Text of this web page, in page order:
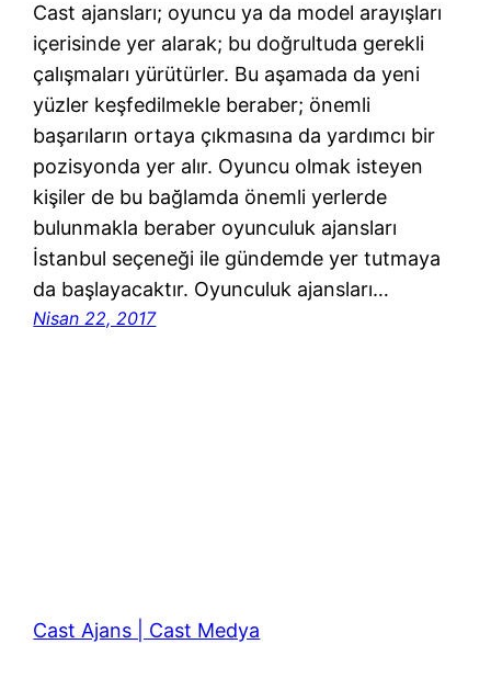
Cast ajansları; oyuncu ya da model arayışları
içerisinde yer alarak; bu doğrultuda gerekli
çalışmaları yürütürler. Bu aşamada da yeni
yüzler keşfedilmekle beraber; önemli
başarıların ortaya çıkmasına da yardımcı bir
pozisyonda yer alır. Oyuncu olmak isteyen
kişiler de bu bağlamda önemli yerlerde
bulunmakla beraber oyunculuk ajansları
İstanbul seçeneği ile gündemde yer tutmaya
da başlayacaktır. Oyunculuk ajansları…
Nisan 22, 2017
Cast Ajans | Cast Medya